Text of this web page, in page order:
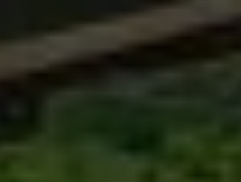
akzeptiert
externe Inhalte
mehr.